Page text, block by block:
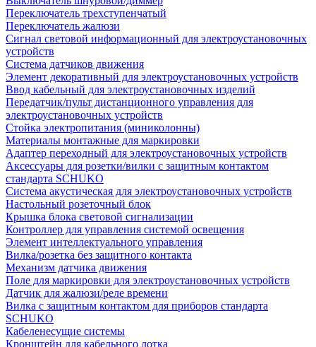
Переключатель трехступенчатый
Переключатель жалюзи
Сигнал световой информационный для электроустановочных
устройств
Система датчиков движения
Элемент декоративный для электроустановочных устройств
Ввод кабельный для электроустановочных изделий
Передатчик/пульт дистанционного управления для
электроустановочных устройств
Стойка электропитания (миниколонны)
Материалы монтажные для маркировки
Адаптер переходный для электроустановочных устройств
Аксессуары для розетки/вилки с защитным контактом
стандарта SCHUKO
Система акустическая для электроустановочных устройств
Настольный розеточный блок
Крышка блока световой сигнализации
Контроллер для управления системой освещения
Элемент интеллектуального управления
Вилка/розетка без защитного контакта
Механизм датчика движения
Поле для маркировки для электроустановочных устройств
Датчик для жалюзи/реле времени
Вилка с защитным контактом для приборов стандарта
SCHUKO
Кабеленесущие системы
Кронштейн для кабельного лотка